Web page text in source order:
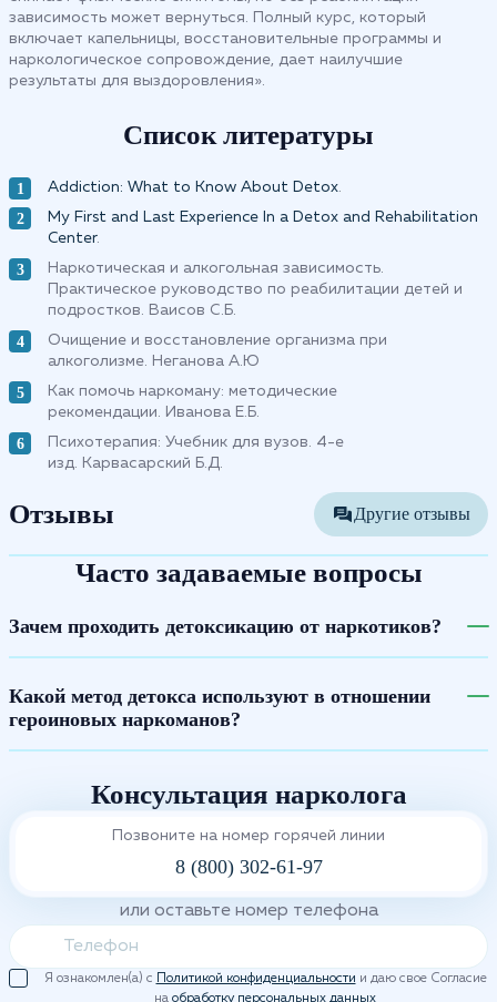
зависимость может вернуться. Полный курс, который
включает капельницы, восстановительные программы и
наркологическое сопровождение, дает наилучшие
результаты для выздоровления».
Список литературы
Addiction: What to Know About Detox.
My First and Last Experience In a Detox and Rehabilitation
Center.
Наркотическая и алкогольная зависимость.
Практическое руководство по реабилитации детей и
подростков. Ваисов С.Б.
Очищение и восстановление организма при
алкоголизме. Неганова А.Ю
Как помочь наркоману: методические
рекомендации. Иванова Е.Б.
Психотерапия: Учебник для вузов. 4-е
изд. Карвасарский Б.Д.
Отзывы Другие отзывы
Часто задаваемые вопросы
Зачем проходить детоксикацию от наркотиков?
Какой метод детокса используют в отношении
героиновых наркоманов?
Консультация нарколога
Позвоните на номер горячей линии
8 (800) 302-61-97
или оставьте номер телефона
Я ознакомлен(а) с Политикой конфиденциальности и даю свое Согласие
на обработку персональных данных